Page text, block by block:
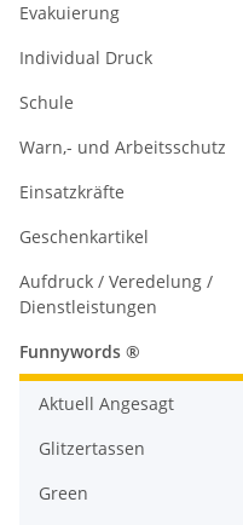
Evakuierung
Individual Druck
Schule
Warn,- und Arbeitsschutz
Einsatzkräfte
Geschenkartikel
Aufdruck / Veredelung /
Dienstleistungen
Funnywords ®
Aktuell Angesagt
Glitzertassen
Green